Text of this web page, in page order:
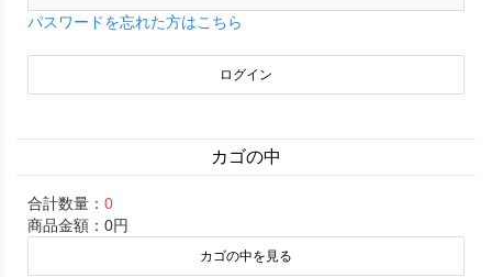
パスワードを忘れた方はこちら
カゴの中
合計数量： 0
商品金額： 0円
カゴの中を見る